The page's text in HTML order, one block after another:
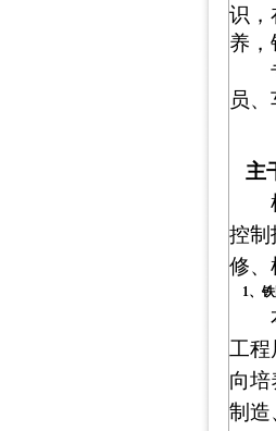
识，
养，
员、
主
控制
修、
1、铁
工
向培
制造